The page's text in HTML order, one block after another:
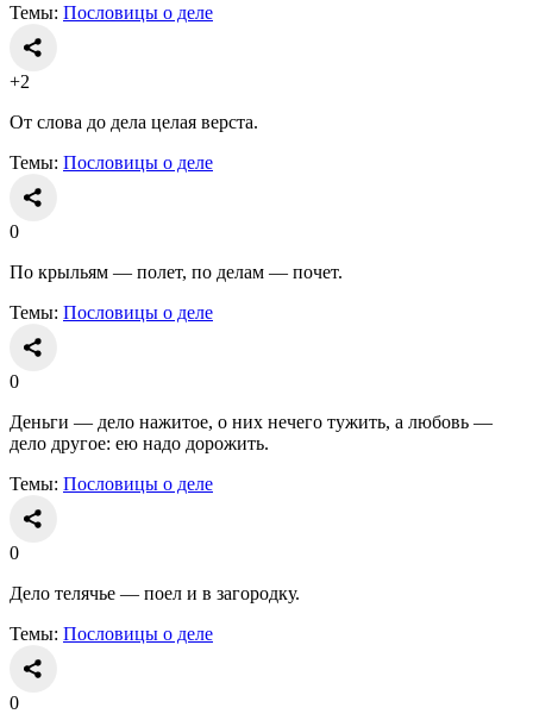
Темы: Пословицы о деле
+2
От слова до дела целая верста.
Темы: Пословицы о деле
0
По крыльям — полет, по делам — почет.
Темы: Пословицы о деле
0
Деньги — дело нажитое, о них нечего тужить, а любовь —
дело другое: ею надо дорожить.
Темы: Пословицы о деле
0
Дело телячье — поел и в загородку.
Темы: Пословицы о деле
0